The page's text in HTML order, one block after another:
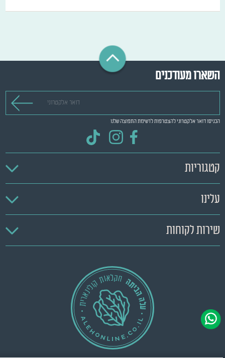
השארו מעודכנים
הכניסו דואר אלקטרוני להצטרפות לרשימת התפוצה שלנו
קטגוריות
עלינו
שירות לקוחות